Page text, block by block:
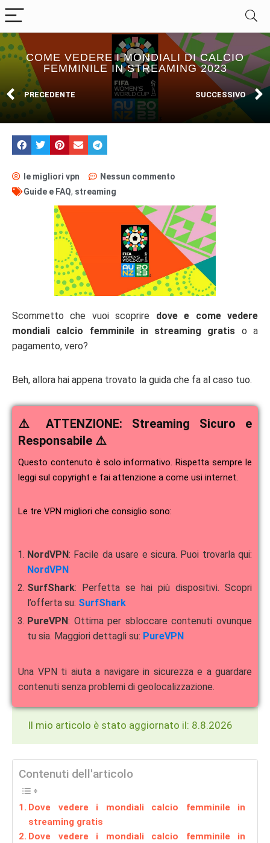
COME VEDERE I MONDIALI DI CALCIO
FEMMINILE IN STREAMING 2023
PRECEDENTE SUCCESSIVO
le migliori vpn
Nessun commento
Guide e FAQ, streaming
Scommetto che vuoi scoprire dove e come vedere
mondiali calcio femminile in streaming gratis o a
pagamento, vero?
Beh, allora hai appena trovato la guida che fa al caso tuo.
⚠️ ATTENZIONE: Streaming Sicuro e
Responsabile ⚠️
Questo contenuto è solo informativo. Rispetta sempre le
leggi sul copyright e fai attenzione a come usi internet.
Le tre VPN migliori che consiglio sono:
NordVPN: Facile da usare e sicura. Puoi trovarla qui:
NordVPN
SurfShark: Perfetta se hai più dispositivi. Scopri
l’offerta su: SurfShark
PureVPN: Ottima per sbloccare contenuti ovunque
tu sia. Maggiori dettagli su: PureVPN
Una VPN ti aiuta a navigare in sicurezza e a guardare
contenuti senza problemi di geolocalizzazione.
Il mio articolo è stato aggiornato il: 8.8.2026
Contenuti dell'articolo
Dove vedere i mondiali calcio femminile in
streaming gratis
Dove vedere i mondiali calcio femminile in